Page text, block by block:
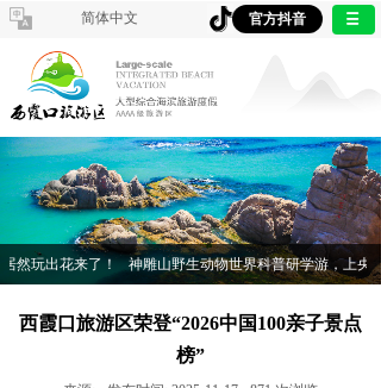
简体中文 官方抖音
玩出花来了！ 神雕山野生动物世界科普研学游，上央视
西霞口旅游区荣登“2026中国100亲子景点
榜”